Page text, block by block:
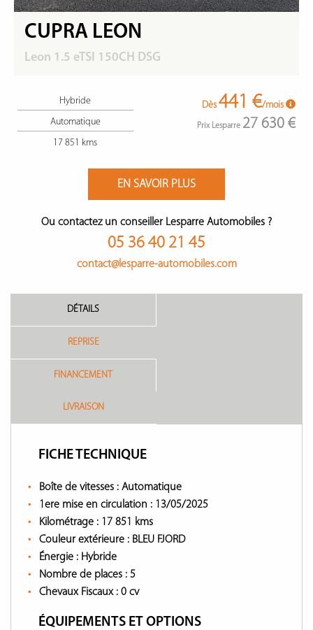
CUPRA LEON
Leon 1.5 eTSI 150CH DSG
Hybride
Automatique
17 851 kms
Dès 441 €/mois
Prix Lesparre 27 630 €
EN SAVOIR PLUS
Ou contactez un conseiller Lesparre Automobiles ?
05 36 40 21 45
contact@lesparre-automobiles.com
DÉTAILS
REPRISE
FINANCEMENT
LIVRAISON
FICHE TECHNIQUE
Boîte de vitesses : Automatique
1ere mise en circulation : 13/05/2025
Kilométrage : 17 851 kms
Couleur extérieure : BLEU FJORD
Énergie : Hybride
Nombre de places : 5
Chevaux Fiscaux : 0 cv
ÉQUIPEMENTS ET OPTIONS